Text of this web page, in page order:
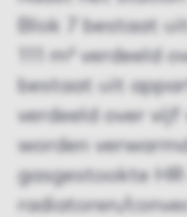
Blok 7 bestaat
111 m² verdeeld
bestaat uit
verdeeld over
worden
gasgestookte
radiatoren/